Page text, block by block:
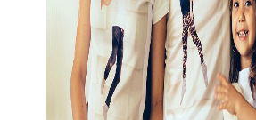
30х40
20х45
30х60
30х90
40х40
40х60
50х70